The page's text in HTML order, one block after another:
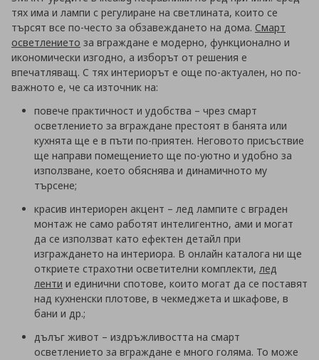
тях има и лампи с регулиране на светлината, които се
търсят все по-често за обзавеждането на дома. Смарт
осветлението за вграждане е модерно, функционално и
икономически изгодно, а изборът от решения е
впечатляващ. С тях интериорът е още по-актуален, но по-
важното е, че са източник на:
повече практичност и удобства – чрез смарт
осветлението за вграждане престоят в банята или
кухнята ще е в пъти по-приятен. Неговото присъствие
ще направи помещението ще по-уютно и удобно за
използване, което обяснява и динамичното му
търсене;
красив интериорен акцент – лед лампите с вграден
монтаж не само работят интелигентно, ами и могат
да се използват като ефектен детайл при
изграждането на интериора. В онлайн каталога ни ще
откриете страхотни осветителни комплекти, лед
ленти и единични спотове, които могат да се поставят
над кухненски плотове, в чекмеджета и шкафове, в
бани и др.;
дълъг живот – издръжливостта на смарт
осветлението за вграждане е много голяма. То може